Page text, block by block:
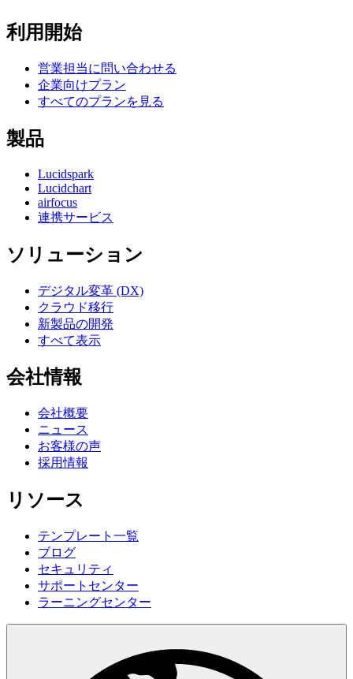
利用開始
営業担当に問い合わせる
企業向けプラン
すべてのプランを見る
製品
Lucidspark
Lucidchart
airfocus
連携サービス
ソリューション
デジタル変革 (DX)
クラウド移行
新製品の開発
すべて表示
会社情報
会社概要
ニュース
お客様の声
採用情報
リソース
テンプレート一覧
ブログ
セキュリティ
サポートセンター
ラーニングセンター